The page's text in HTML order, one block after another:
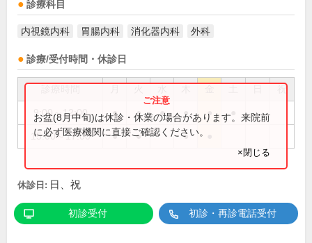
診療科目
内視鏡内科 胃腸内科 消化器内科 外科
診療/受付時間・休診日
祝
9:00～12:00 ● ● ● ● ●
15:00～17:00 ● ● ●
お盆(8月中旬)は休診・休業の場合があります。来院前
に必ず医療機関に直接ご確認ください。
×閉じる
休診日: 日、祝
初診受付 初診・再診電話受付